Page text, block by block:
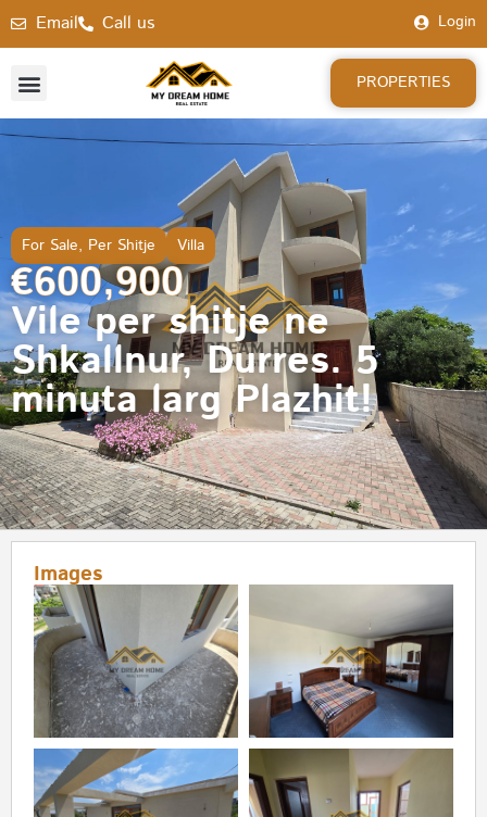
Email Call us Login
PROPERTIES
For Sale, Per Shitje Villa
€600,900
Vile per shitje ne
Shkallnur, Durres. 5
minuta larg Plazhit!
Images